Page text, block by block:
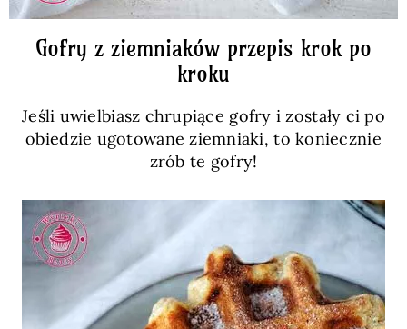
Gofry z ziemniaków przepis krok po
kroku
Jeśli uwielbiasz chrupiące gofry i zostały ci po
obiedzie ugotowane ziemniaki, to koniecznie
zrób te gofry!